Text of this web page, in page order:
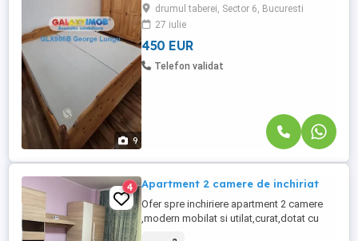
9
fara risc seismic Reabilitat termic: Da
Zona cu un ambient placut si
accesibilitate excelenta Detalii
drumul taberei, Sector 6, Bucuresti
27 iulie
450 EUR
Telefon validat
4 Apartment 2 camere de inchiriat
Ofer spre inchiriere apartment 2 camere
,modern mobilat si utilat,curat,dotat cu